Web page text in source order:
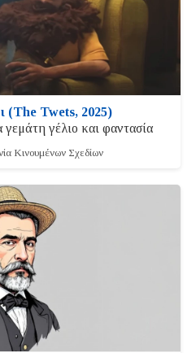
(The Twets, 2025)
γεμάτη γέλιο και φαντασία
Κινουμένων Σχεδίων